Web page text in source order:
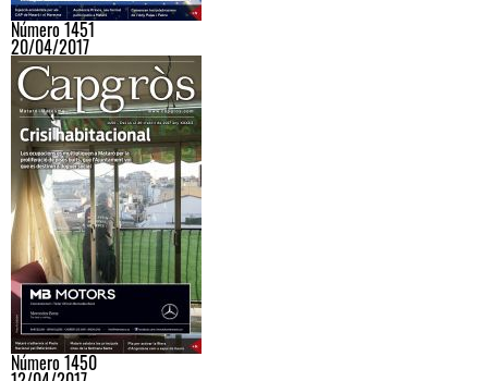
Número 1451
20/04/2017
Número 1450